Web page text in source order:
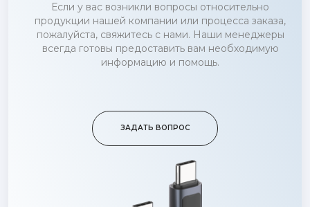
Если у вас возникли вопросы относительно
продукции нашей компании или процесса заказа,
пожалуйста, свяжитесь с нами. Наши менеджеры
всегда готовы предоставить вам необходимую
информацию и помощь.
ЗАДАТЬ ВОПРОС